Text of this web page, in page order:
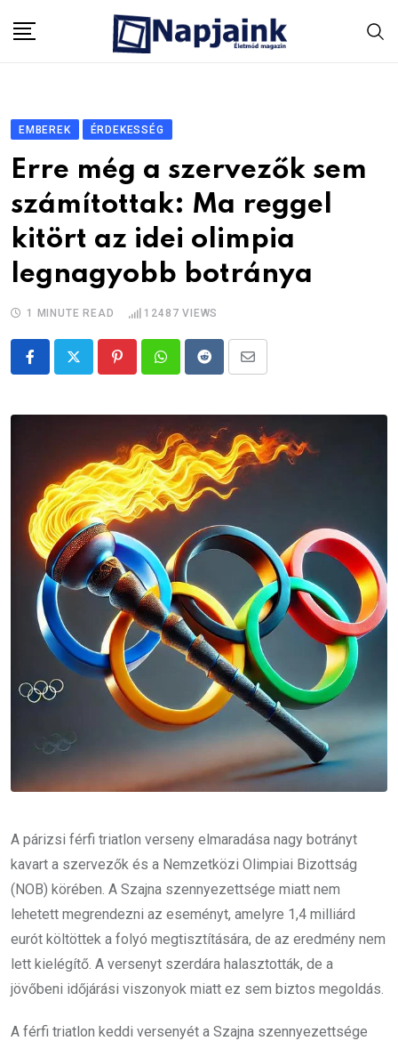
EMBEREK ÉRDEKESSÉG
Erre még a szervezők sem
számítottak: Ma reggel
kitört az idei olimpia
legnagyobb botránya
1 MINUTE READ 12487 VIEWS
PinterestWhatsappRedditShare
Email
A párizsi férfi triatlon verseny elmaradása nagy botrányt
kavart a szervezők és a Nemzetközi Olimpiai Bizottság
(NOB) körében. A Szajna szennyezettsége miatt nem
lehetett megrendezni az eseményt, amelyre 1,4 milliárd
eurót költöttek a folyó megtisztítására, de az eredmény nem
lett kielégítő. A versenyt szerdára halasztották, de a
jövőbeni időjárási viszonyok miatt ez sem biztos megoldás.
A férfi triatlon keddi versenyét a Szajna szennyezettsége